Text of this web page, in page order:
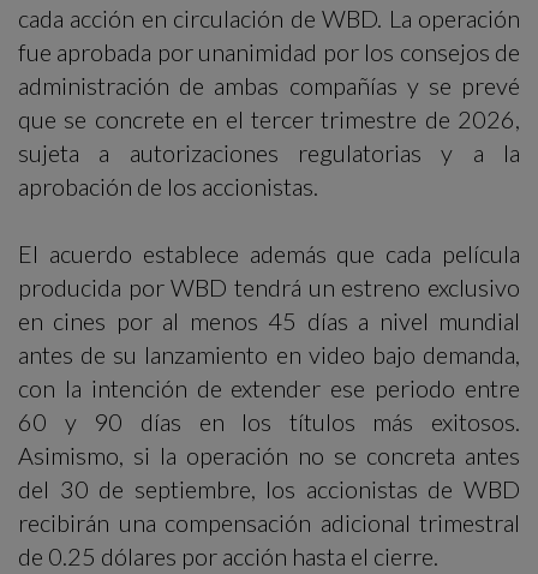
cada acción en circulación de WBD. La operación
fue aprobada por unanimidad por los consejos de
administración de ambas compañías y se prevé
que se concrete en el tercer trimestre de 2026,
sujeta a autorizaciones regulatorias y a la
aprobación de los accionistas.
El acuerdo establece además que cada película
producida por WBD tendrá un estreno exclusivo
en cines por al menos 45 días a nivel mundial
antes de su lanzamiento en video bajo demanda,
con la intención de extender ese periodo entre
60 y 90 días en los títulos más exitosos.
Asimismo, si la operación no se concreta antes
del 30 de septiembre, los accionistas de WBD
recibirán una compensación adicional trimestral
de 0.25 dólares por acción hasta el cierre.